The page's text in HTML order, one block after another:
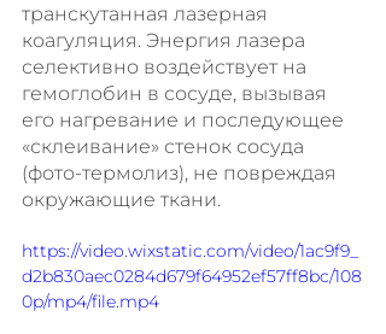
транскутанная лазерная
коагуляция. Энергия лазера
селективно воздействует на
гемоглобин в сосуде, вызывая
его нагревание и последующее
«склеивание» стенок сосуда
(фото-термолиз), не повреждая
окружающие ткани.
https://video.wixstatic.com/video/1ac9f9_
d2b830aec0284d679f64952ef57ff8bc/108
0p/mp4/file.mp4